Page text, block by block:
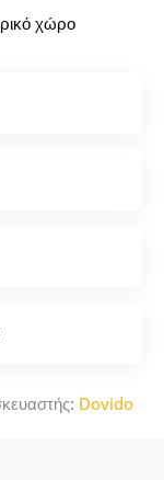
χώρο
Dovido